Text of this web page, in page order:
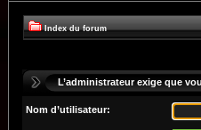
Index du forum
L’administrateur exige que
Nom d’utilisateur: